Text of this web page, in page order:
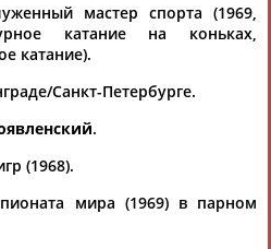
Акжана
АБДИКАРИМОВА
Артур
АБДРАХМАНОВ
мастер спорта (1969,
катание на коньках,
катание).
Санкт-Петербурге.
.
(1968).
мира (1969) в парном